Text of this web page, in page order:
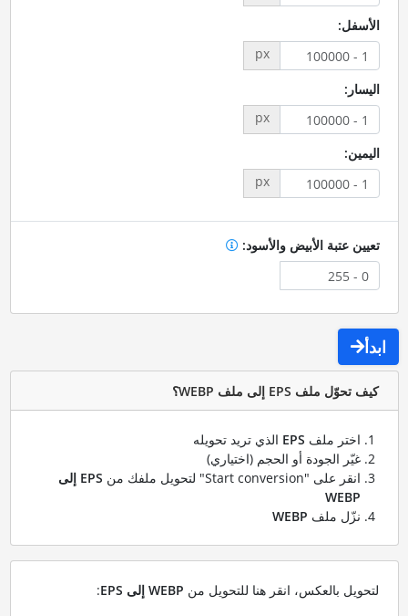
الأسفل:
px
اليسار:
px
اليمين:
px
تعيين عتبة الأبيض والأسود:
ابدأ
كيف تحوّل ملف EPS إلى ملف WEBP؟
اختر ملف EPSالذي تريد تحويله
غيّر الجودة أو الحجم (اختياري)
انقر على "Start conversion" لتحويل ملفك من
EPS إلى
WEBP
نزّل ملف WEBP
لتحويل بالعكس، انقر هنا للتحويل من WEBP إلى EPS
: